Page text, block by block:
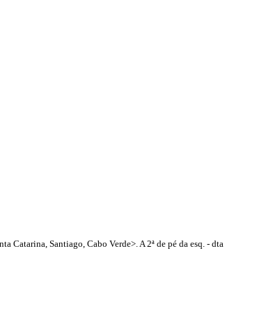
Catarina, Santiago, Cabo Verde>. A 2ª de pé da esq. - dta